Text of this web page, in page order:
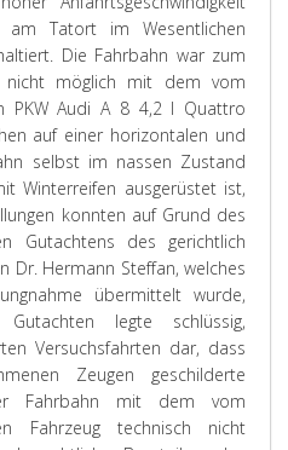
Tatort im Wesentlichen
Die Fahrbahn war zum
nicht möglich mit dem vom
PKW Audi A 8 4,2 l Quattro
auf einer horizontalen und
selbst im nassen Zustand
Winterreifen ausgerüstet ist,
konnten auf Grund des
Gutachtens des gerichtlich
Dr. Hermann Steffan, welches
übermittelt wurde,
legte schlüssig,
Versuchsfahrten dar, dass
Zeugen geschilderte
Fahrbahn mit dem vom
Fahrzeug technisch nicht